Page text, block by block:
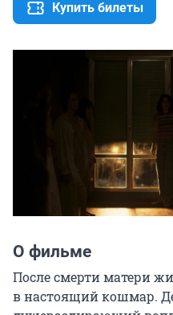
Купить билеты
О фильме
После смерти матери
в настоящий кошмар.